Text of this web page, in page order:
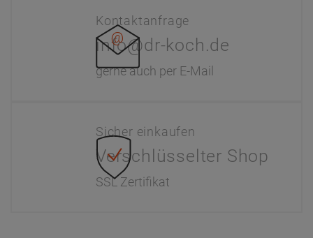
Kontaktanfrage
info@dr-koch.de
gerne auch per E-Mail
Sicher einkaufen
Verschlüsselter Shop
SSL Zertifikat